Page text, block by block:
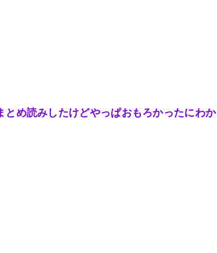
め読みしたけどやっぱおもろかったにわか